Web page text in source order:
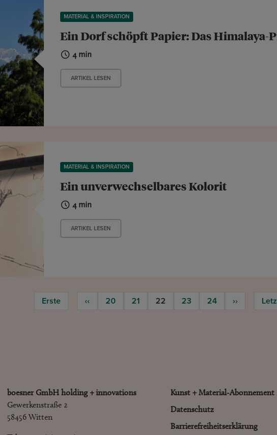
MATERIAL & INSPIRATION
Ein Dorf schöpft Papier: Das Himalaya-
4 min
ARTIKEL LESEN
MATERIAL & INSPIRATION
Ein unverwechselbares Kolorit
4 min
ARTIKEL LESEN
Erste ‹‹ 20 21 22 23 24 ››
boesner GmbH holding + innovations
Gewerkenstraße 2
58456 Witten
Kunst + Material-Abonnement
Datenschutz
Barrierefreiheitserklärung